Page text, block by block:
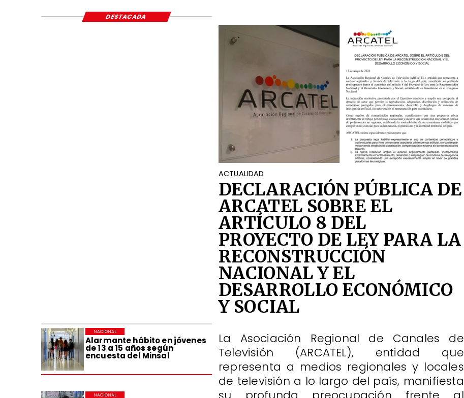
ECONÓMICO Y SOCIAL
Alarmante hábito en jóvenes
de 13 a 15 años según
encuesta del Minsal
NACIONAL
NACIONAL
ACTUALIDAD
DECLARACIÓN PÚBLICA DE
ARCATEL SOBRE EL
ARTÍCULO 8 DEL
PROYECTO DE LEY PARA LA
RECONSTRUCCIÓN
NACIONAL Y EL
DESARROLLO ECONÓMICO
Y SOCIAL
La Asociación Regional de Canales de
Televisión (ARCATEL), entidad que
representa a medios regionales y locales
de televisión a lo largo del país, manifiesta
DESTACADA